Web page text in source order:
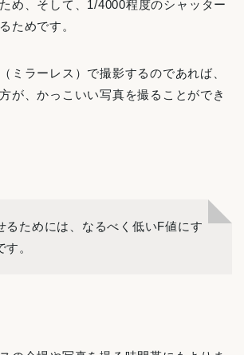
め、そして、1/4000程度のシャッター
ためです。
ミラーレス）で撮影するのであれば、
が、かっこいい写真を撮ることができ
るためには、なるべく低いF値にす
。